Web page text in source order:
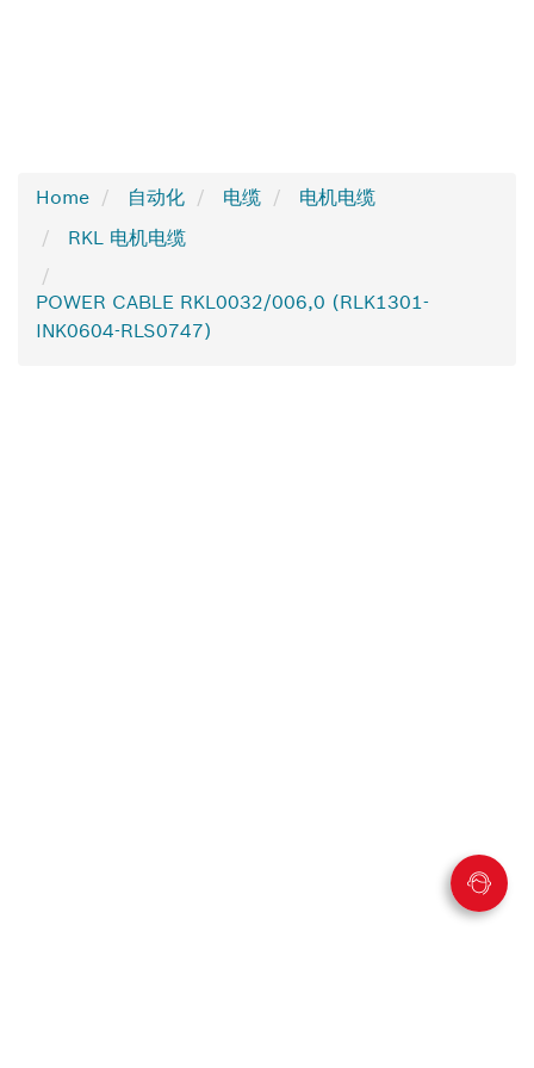
Home 自动化 电缆
电机电缆
RKL 电机电缆
POWER CABLE RKL0032/006,0 (RLK1301-
INK0604-RLS0747)